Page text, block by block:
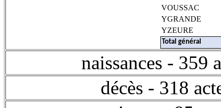
VOUSSAC
YGRANDE
YZEURE
Total général
naissances - 359
décès - 318